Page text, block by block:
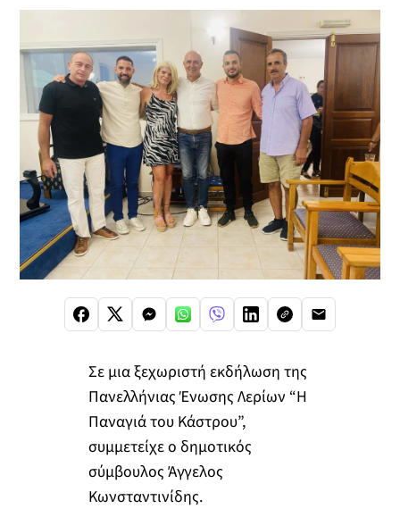
Σε μια ξεχωριστή εκδήλωση της
Πανελλήνιας Ένωσης Λερίων “Η
Παναγιά του Κάστρου”,
συμμετείχε ο δημοτικός
σύμβουλος Άγγελος
Κωνσταντινίδης.